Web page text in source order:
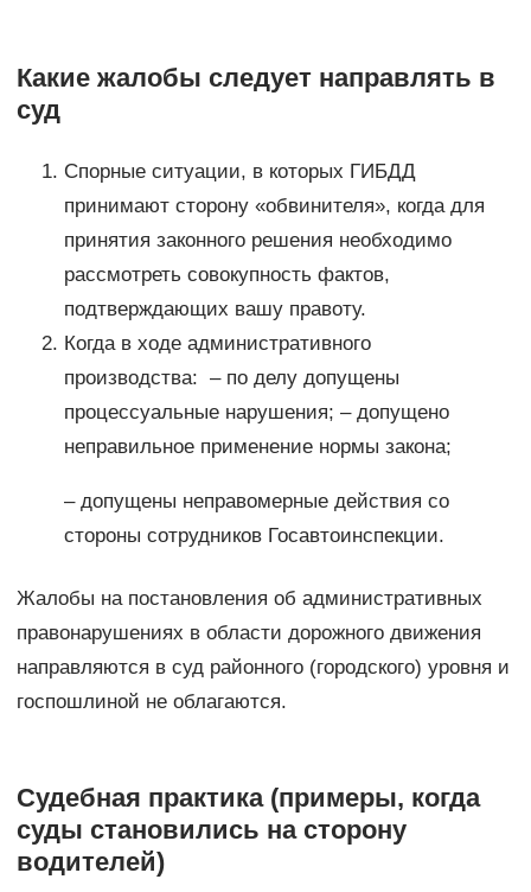
Какие жалобы следует направлять в
суд
Спорные ситуации, в которых ГИБДД
принимают сторону «обвинителя», когда для
принятия законного решения необходимо
рассмотреть совокупность фактов,
подтверждающих вашу правоту.
Когда в ходе административного
производства: – по делу допущены
процессуальные нарушения; – допущено
неправильное применение нормы закона;
– допущены неправомерные действия со
стороны сотрудников Госавтоинспекции.
Жалобы на постановления об административных
правонарушениях в области дорожного движения
направляются в суд районного (городского) уровня и
госпошлиной не облагаются.
Судебная практика (примеры, когда
суды становились на сторону
водителей)